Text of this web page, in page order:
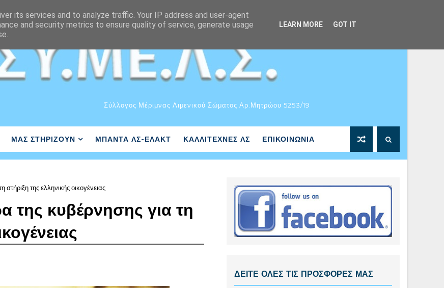
Σύλλογος Μέριμνας Λιμενικού Σώματος Αρ.Μητρώου 5253/19
ΜΑΣ ΣΤΗΡΙΖΟΥΝ ΜΠΑΝΤΑ ΛΣ-ΕΛΑΚΤ ΚΑΛΛΙΤΕΧΝΕΣ ΛΣ ΕΠΙΚΟΙΝΩΝΙΑ
στήριξη της ελληνικής οικογένειας
της κυβέρνησης για τη
ΔΕΙΤΕ ΟΛΕΣ ΤΙΣ ΠΡΟΣΦΟΡΕΣ ΜΑΣ
its services and to analyze traffic. Your IP address and user-agent
and security metrics to ensure quality of service, generate usage
LEARN MORE GOT IT